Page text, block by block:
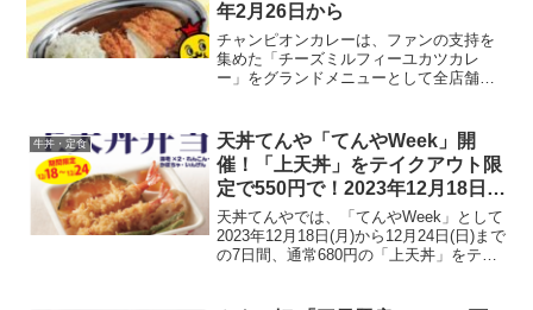
年2月26日から
チャンピオンカレーは、ファンの支持を
集めた「チーズミルフィーユカツカレ
ー」をグランドメニューとして全店舗で
の総選挙で1位に輝いた人気メニューで、
その人気を受け...
牛丼・定食
天丼てんや「てんやWeek」開
催！「上天丼」をテイクアウト限
定で550円で！2023年12月18日
(月)から12月24日(日)まで
天丼てんやでは、「てんやWeek」として
2023年12月18日(月)から12月24日(日)まで
の7日間、通常680円の「上天丼」をテイ